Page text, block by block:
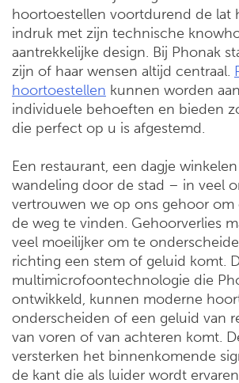
hoortoestellen voortdurend de lat
indruk met zijn technische
aantrekkelijke design. Bij Phonak
zijn of haar wensen altijd centraal.
hoortoestellen kunnen worden
individuele behoeften en bieden
die perfect op u is afgestemd.
Een restaurant, een dagje
wandeling door de stad – in veel
vertrouwen we op ons gehoor om
de weg te vinden. Gehoorverlies
veel moeilijker om te
richting een stem of geluid komt.
multimicrofoontechnologie die
ontwikkeld, kunnen moderne
onderscheiden of een geluid van
van voren of van achteren komt.
versterken het binnenkomende
de kant die als luider wordt